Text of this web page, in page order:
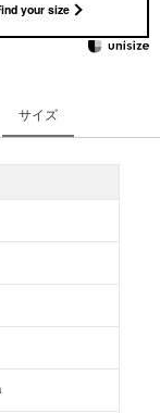
your size
サイズ